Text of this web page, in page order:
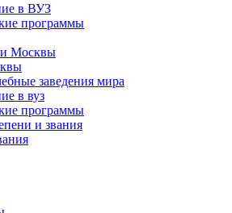
в ВУЗ
программы
Москвы
заведения мира
в вуз
программы
и звания